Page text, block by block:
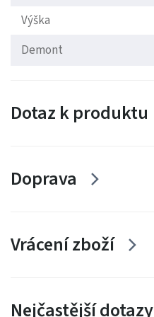
Výška
Demont
Dotaz k produktu
Doprava
Vrácení zboží
Nejčastější dotazy